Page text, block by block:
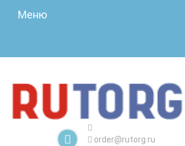
Меню
order@rutorg.ru